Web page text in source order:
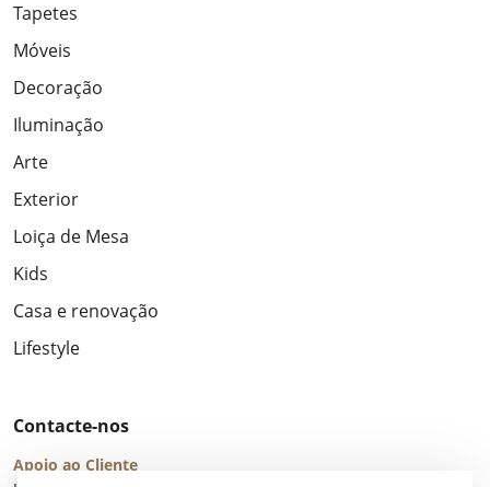
Tapetes
Móveis
Decoração
Iluminação
Arte
Exterior
Loiça de Mesa
Kids
Casa e renovação
Lifestyle
Contacte-nos
Apoio ao Cliente